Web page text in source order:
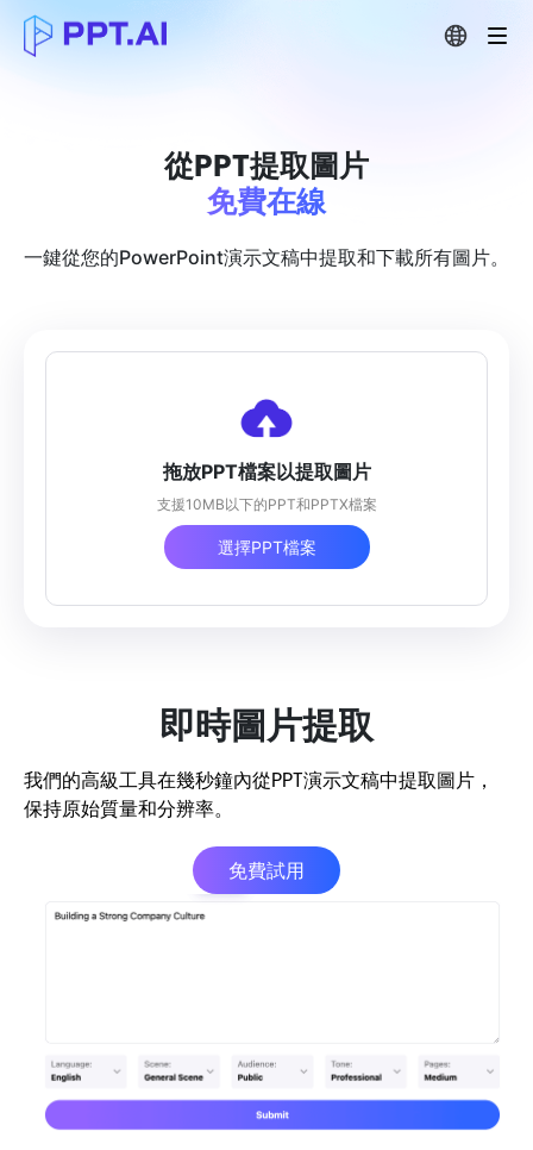
從PPT提取圖片
免費在線
一鍵從您的PowerPoint演示文稿中提取和下載所有圖片。
拖放PPT檔案以提取圖片
支援10MB以下的PPT和PPTX檔案
選擇PPT檔案
即時圖片提取
我們的高級工具在幾秒鐘內從PPT演示文稿中提取圖片，
保持原始質量和分辨率。
免費試用